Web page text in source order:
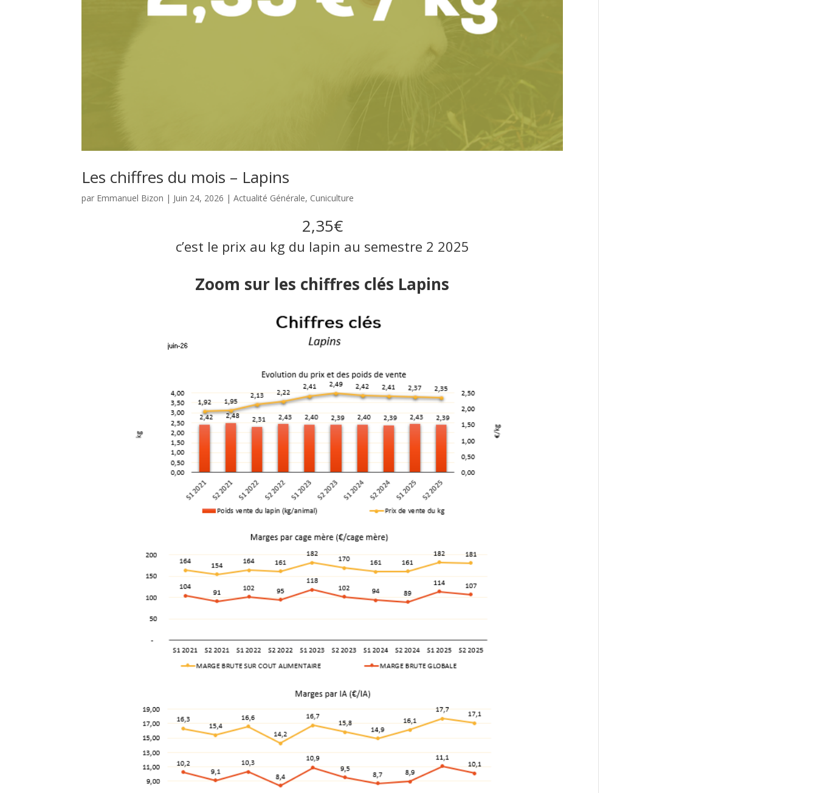
Les chiffres du mois – Lapins
par Emmanuel Bizon | Juin 24, 2026 |Actualité Générale, Cuniculture
2,35€
c’est le prix au kg du lapin au semestre 2 2025
Zoom sur les chiffres clés Lapins